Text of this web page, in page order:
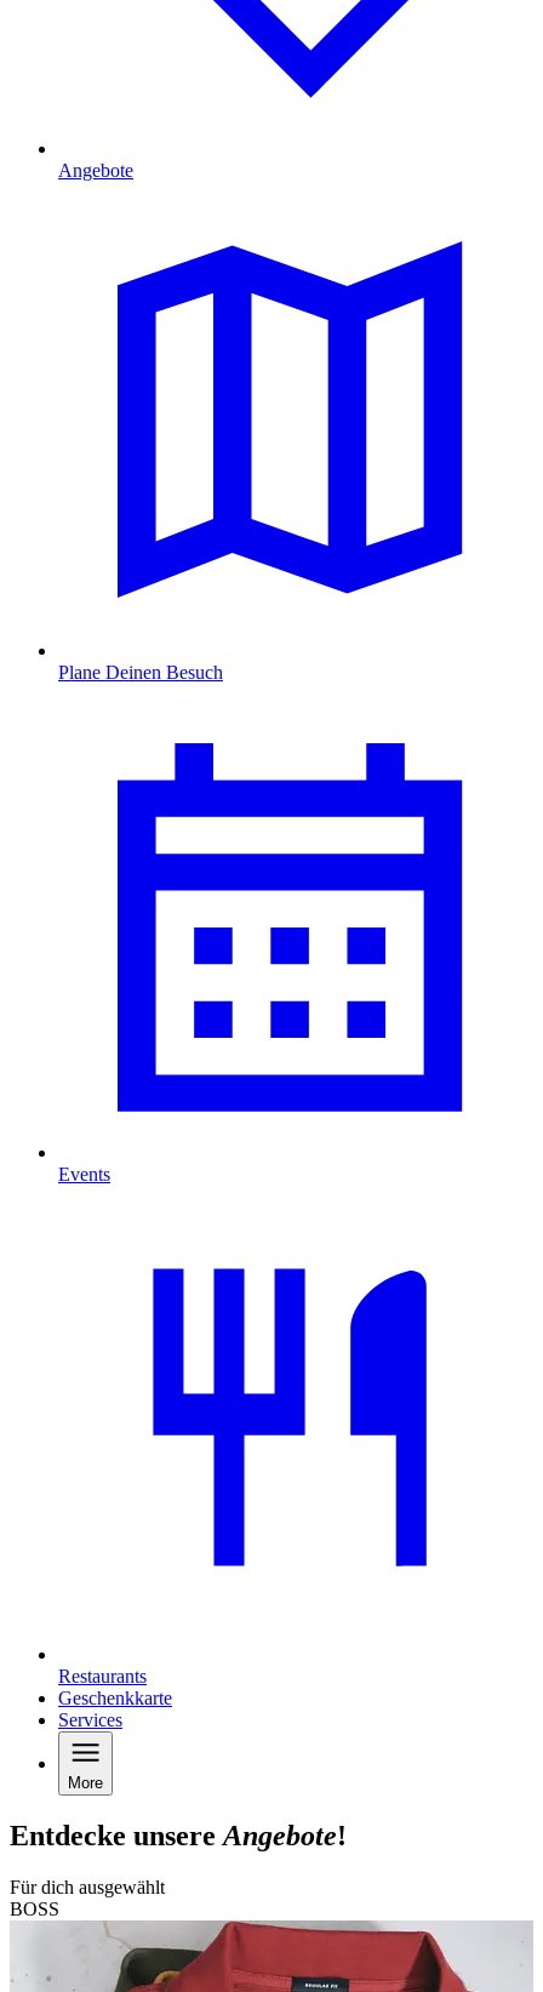
Angebote
Plane Deinen Besuch
Events
Restaurants
Geschenkkarte
Services
More
Entdecke unsereAngebote!
Für dich ausgewählt
BOSS